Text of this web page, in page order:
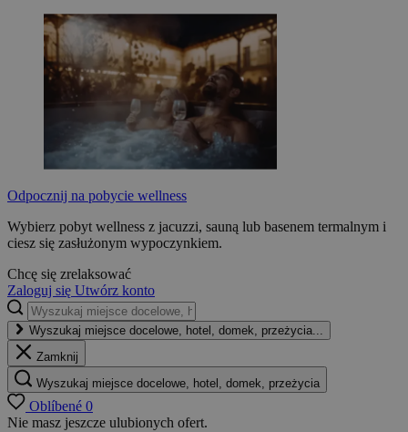
Odpocznij na pobycie wellness
Wybierz pobyt wellness z jacuzzi, sauną lub basenem termalnym i
ciesz się zasłużonym wypoczynkiem.
Chcę się zrelaksować
Zaloguj się Utwórz konto
Wyszukaj miejsce docelowe, hotel, domek, przeżycia...
Zamknij
Wyszukaj miejsce docelowe, hotel, domek, przeżycia
Oblíbené 0
Nie masz jeszcze ulubionych ofert.